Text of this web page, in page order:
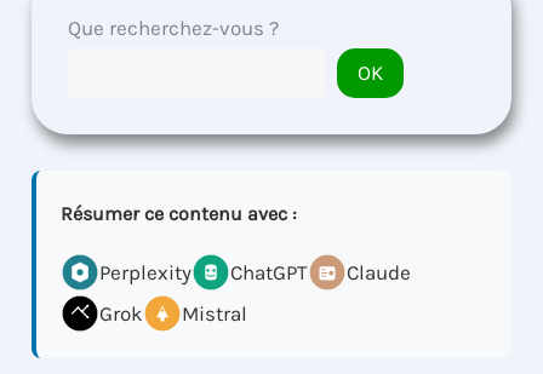
Que recherchez-vous ?
OK
Résumer ce contenu avec :
Perplexity ChatGPT
Claude
Grok
Mistral